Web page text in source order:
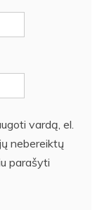
vardą, el.
nebereiktų
parašyti